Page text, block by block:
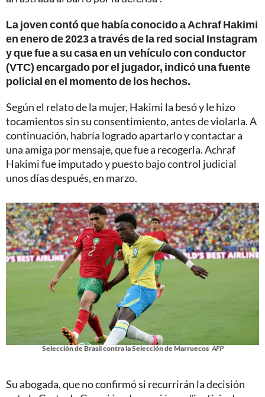
La joven contó que había conocido a Achraf Hakimi
en enero de 2023 a través de la red social Instagram
y que fue a su casa en un vehículo con conductor
(VTC) encargado por el jugador, indicó una fuente
policial en el momento de los hechos.
Según el relato de la mujer, Hakimi la besó y le hizo
tocamientos sin su consentimiento, antes de violarla. A
continuación, habría logrado apartarlo y contactar a
una amiga por mensaje, que fue a recogerla. Achraf
Hakimi fue imputado y puesto bajo control judicial
unos días después, en marzo.
Selección de Brasil contra la Selección de Marruecos AFP
Su abogada, que no confirmó si recurrirán la decisión